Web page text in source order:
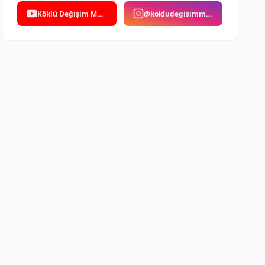
Köklü Değişim Medya @kokludegisimmedya